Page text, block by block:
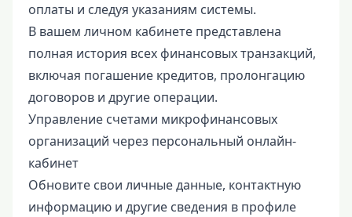
оплаты и следуя указаниям системы.
В вашем личном кабинете представлена
полная история всех финансовых транзакций,
включая погашение кредитов, пролонгацию
договоров и другие операции.
Управление счетами микрофинансовых
организаций через персональный онлайн-
кабинет
Обновите свои личные данные, контактную
информацию и другие сведения в профиле